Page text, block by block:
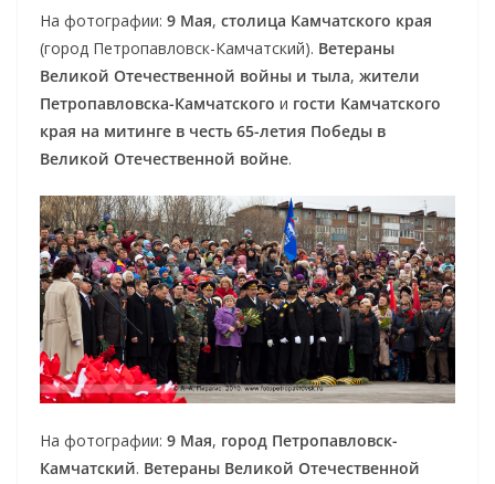
На фотографии: 9 Мая, столица Камчатского края
(город Петропавловск-Камчатский). Ветераны
Великой Отечественной войны и тыла, жители
Петропавловска-Камчатского и гости Камчатского
края на митинге в честь 65-летия Победы в
Великой Отечественной войне.
На фотографии: 9 Мая, город Петропавловск-
Камчатский. Ветераны Великой Отечественной